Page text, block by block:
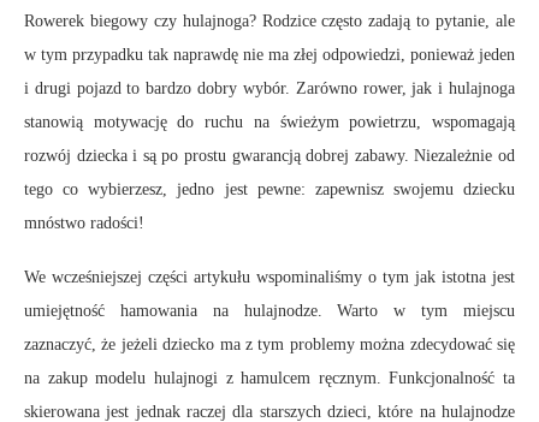
Rowerek biegowy czy hulajnoga? Rodzice często zadają to pytanie, ale
w tym przypadku tak naprawdę nie ma złej odpowiedzi, ponieważ jeden
i drugi pojazd to bardzo dobry wybór. Zarówno rower, jak i hulajnoga
stanowią motywację do ruchu na świeżym powietrzu, wspomagają
rozwój dziecka i są po prostu gwarancją dobrej zabawy. Niezależnie od
tego co wybierzesz, jedno jest pewne: zapewnisz swojemu dziecku
mnóstwo radości!
We wcześniejszej części artykułu wspominaliśmy o tym jak istotna jest
umiejętność hamowania na hulajnodze. Warto w tym miejscu
zaznaczyć, że jeżeli dziecko ma z tym problemy można zdecydować się
na zakup modelu hulajnogi z hamulcem ręcznym. Funkcjonalność ta
skierowana jest jednak raczej dla starszych dzieci, które na hulajnodze